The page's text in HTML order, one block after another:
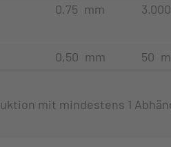
0,75 mm
0,50 mm 50
mit mindestens 1